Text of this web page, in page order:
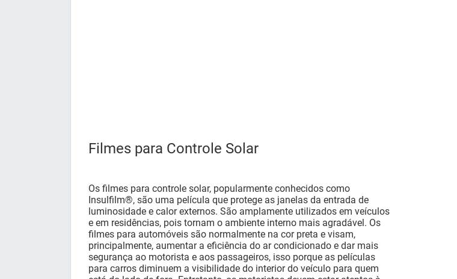
Filmes para Controle Solar
Os filmes para controle solar, popularmente conhecidos como
Insulfilm®, são uma película que protege as janelas da entrada de
luminosidade e calor externos. São amplamente utilizados em veículos
e em residências, pois tornam o ambiente interno mais agradável. Os
filmes para automóveis são normalmente na cor preta e visam,
principalmente, aumentar a eficiência do ar condicionado e dar mais
segurança ao motorista e aos passageiros, isso porque as películas
para carros diminuem a visibilidade do interior do veículo para quem